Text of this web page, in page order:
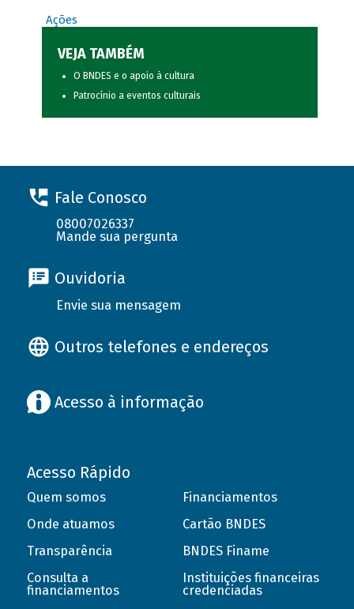
Ações
VEJA TAMBÉM
O BNDES e o apoio à cultura
Patrocínio a eventos culturais
Fale Conosco
08007026337
Mande sua pergunta
Ouvidoria
Envie sua mensagem
Outros telefones e endereços
Acesso à informação
Acesso Rápido
Quem somos
Onde atuamos
Transparência
Consulta a
financiamentos
Financiamentos
Cartão BNDES
BNDES Finame
Instituições financeiras
credenciadas